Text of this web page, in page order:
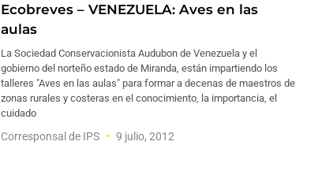
Ecobreves – VENEZUELA: Aves en las
aulas
La Sociedad Conservacionista Audubon de Venezuela y el
gobierno del norteño estado de Miranda, están impartiendo los
talleres "Aves en las aulas" para formar a decenas de maestros de
zonas rurales y costeras en el conocimiento, la importancia, el
cuidado
Corresponsal de IPS 9 julio, 2012